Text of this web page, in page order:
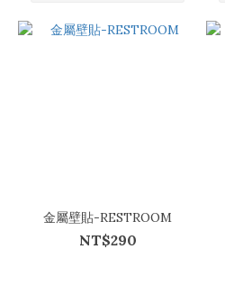
金屬壁貼-RESTROOM
NT$290